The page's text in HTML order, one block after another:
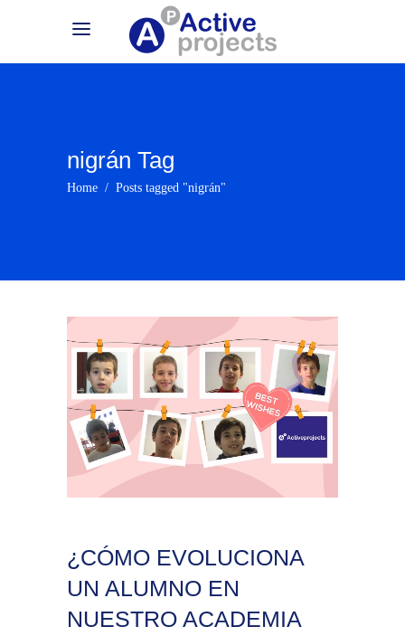
nigrán Tag
Home / Posts tagged "nigrán"
¿CÓMO EVOLUCIONA
UN ALUMNO EN
NUESTRO ACADEMIA